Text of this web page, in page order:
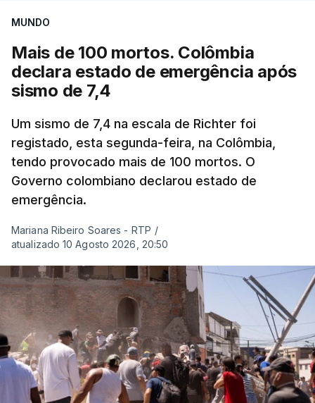
MUNDO
Mais de 100 mortos. Colômbia
declara estado de emergência após
sismo de 7,4
Um sismo de 7,4 na escala de Richter foi
registado, esta segunda-feira, na Colômbia,
tendo provocado mais de 100 mortos. O
Governo colombiano declarou estado de
emergência.
Mariana Ribeiro Soares - RTP /
atualizado 10 Agosto 2026, 20:50